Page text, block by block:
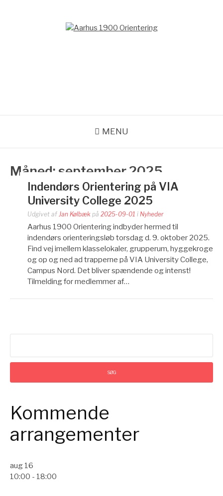
MENU
Måned: september 2025
Indendørs Orientering på VIA
University College 2025
Udgivet af Jan Kølbæk på 2025-09-01 i Nyheder
Aarhus 1900 Orientering indbyder hermed til
indendørs orienteringsløb torsdag d. 9. oktober 2025.
Find vej imellem klasselokaler, grupperum, hyggekroge
og op og ned ad trapperne på VIA University College,
Campus Nord. Det bliver spændende og intenst!
Tilmelding for medlemmer af…
Kommende
arrangementer
aug 16
10:00 - 18:00